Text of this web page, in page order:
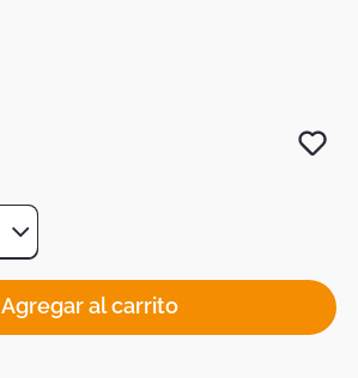
Agregar al carrito